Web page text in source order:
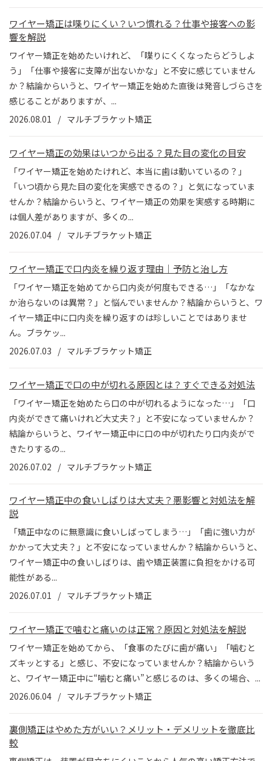
ワイヤー矯正は喋りにくい？いつ慣れる？仕事や接客への影
響を解説
ワイヤー矯正を始めたいけれど、「喋りにくくなったらどうしよ
う」「仕事や接客に支障が出ないかな」と不安に感じていません
か？結論からいうと、ワイヤー矯正を始めた直後は発音しづらさを
感じることがありますが、...
2026.08.01
マルチブラケット矯正
ワイヤー矯正の効果はいつから出る？見た目の変化の目安
「ワイヤー矯正を始めたけれど、本当に歯は動いているの？」
「いつ頃から見た目の変化を実感できるの？」と気になっていま
せんか？結論からいうと、ワイヤー矯正の効果を実感する時期に
は個人差がありますが、多くの...
2026.07.04
マルチブラケット矯正
ワイヤー矯正で口内炎を繰り返す理由｜予防と治し方
「ワイヤー矯正を始めてから口内炎が何度もできる…」「なかな
か治らないのは異常？」と悩んでいませんか？結論からいうと、ワ
イヤー矯正中に口内炎を繰り返すのは珍しいことではありませ
ん。ブラケッ...
2026.07.03
マルチブラケット矯正
ワイヤー矯正で口の中が切れる原因とは？すぐできる対処法
「ワイヤー矯正を始めたら口の中が切れるようになった…」「口
内炎ができて痛いけれど大丈夫？」と不安になっていませんか？
結論からいうと、ワイヤー矯正中に口の中が切れたり口内炎がで
きたりするの...
2026.07.02
マルチブラケット矯正
ワイヤー矯正中の食いしばりは大丈夫？悪影響と対処法を解
説
「矯正中なのに無意識に食いしばってしまう…」「歯に強い力が
かかって大丈夫？」と不安になっていませんか？結論からいうと、
ワイヤー矯正中の食いしばりは、歯や矯正装置に負担をかける可
能性がある...
2026.07.01
マルチブラケット矯正
ワイヤー矯正で噛むと痛いのは正常？原因と対処法を解説
ワイヤー矯正を始めてから、「食事のたびに歯が痛い」「噛むと
ズキッとする」と感じ、不安になっていませんか？結論からいう
と、ワイヤー矯正中に“噛むと痛い”と感じるのは、多くの場合、...
2026.06.04
マルチブラケット矯正
裏側矯正はやめた方がいい？メリット・デメリットを徹底比
較